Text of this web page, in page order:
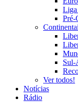
Liga
Pré-
Sul-
Ver todos!
Notícias
Rádio